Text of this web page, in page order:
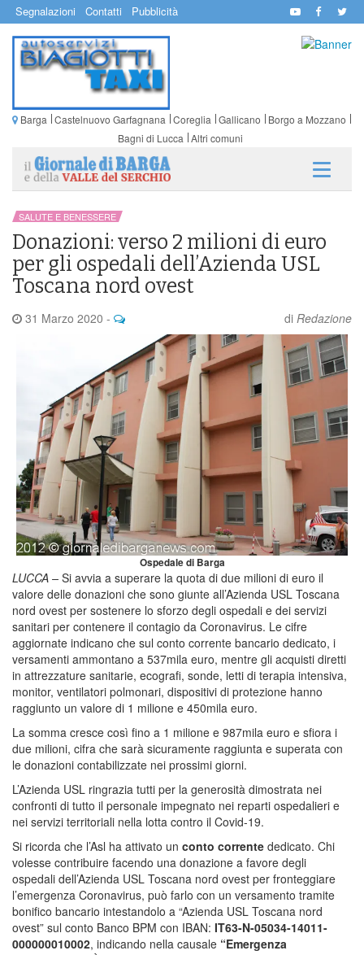
Segnalazioni Contatti Pubblicità
Barga Castelnuovo Garfagnana Coreglia Gallicano
Borgo a Mozzano
Bagni di Lucca Altri comuni
SALUTE E BENESSERE
Donazioni: verso 2 milioni di euro
per gli ospedali dell’Azienda USL
Toscana nord ovest
31 Marzo 2020 - di Redazione
Ospedale di Barga
LUCCA – Si avvia a superare la quota di due milioni di euro il
valore delle donazioni che sono giunte all’Azienda USL Toscana
nord ovest per sostenere lo sforzo degli ospedali e dei servizi
sanitari per contenere il contagio da Coronavirus. Le cifre
aggiornate indicano che sul conto corrente bancario dedicato, i
versamenti ammontano a 537mila euro, mentre gli acquisti diretti
in attrezzature sanitarie, ecografi, sonde, letti di terapia intensiva,
monitor, ventilatori polmonari, dispositivi di protezione hanno
raggiunto un valore di 1 milione e 450mila euro.
La somma cresce così fino a 1 milione e 987mila euro e sfiora i
due milioni, cifra che sarà sicuramente raggiunta e superata con
le donazioni contabilizzate nei prossimi giorni.
L’Azienda USL ringrazia tutti per la generosità dimostrata nei
confronti di tutto il personale impegnato nei reparti ospedalieri e
nei servizi territoriali nella lotta contro il Covid-19.
Si ricorda che l’Asl ha attivato un conto corrente dedicato. Chi
volesse contribuire facendo una donazione a favore degli
ospedali dell’Azienda USL Toscana nord ovest per fronteggiare
l’emergenza Coronavirus, può farlo con un versamento tramite
bonifico bancario intestandolo a “Azienda USL Toscana nord
ovest” sul conto Banco BPM con IBAN: IT63-N-05034-14011-
000000010002, indicando nella causale “Emergenza